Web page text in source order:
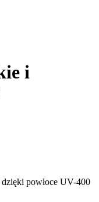
i
powłoce UV-400